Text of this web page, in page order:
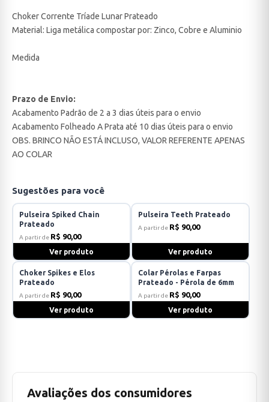
Choker Corrente Tríade Lunar Prateado
Material: Liga metálica compostar por: Zinco, Cobre e Aluminio
Medida
Prazo de Envio:
Acabamento Padrão de 2 a 3 dias úteis para o envio
Acabamento Folheado A Prata até 10 dias úteis para o envio
OBS. BRINCO NÃO ESTÁ INCLUSO, VALOR REFERENTE APENAS
AO COLAR
Sugestões para você
Pulseira Spiked Chain
Prateado
A partir de R$ 90,00
Ver produto
Pulseira Teeth Prateado
A partir de R$ 90,00
Ver produto
Choker Spikes e Elos
Prateado
A partir de R$ 90,00
Ver produto
Colar Pérolas e Farpas
Prateado - Pérola de 6mm
A partir de R$ 90,00
Ver produto
Avaliações dos consumidores